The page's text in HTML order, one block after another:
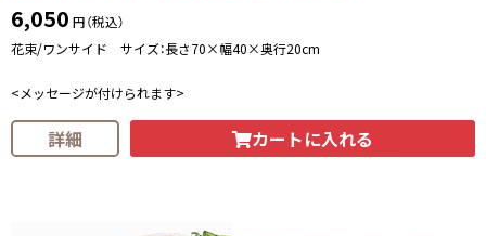
6,050 円（税込）
花束/ワンサイド サイズ：長さ70×幅40×奥行20cm
<メッセージが付けられます>
詳細 カートに入れる